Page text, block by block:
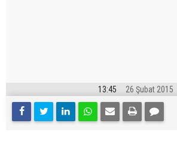
13:45 26 Şubat 2015